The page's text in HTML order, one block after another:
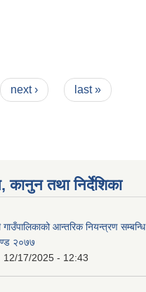
next › last »
कानुन तथा निर्देशिका
गाउँपालिकाको आन्तरिक नियन्त्रण सम्बन्धि
२०७७
12/17/2025 - 12:43